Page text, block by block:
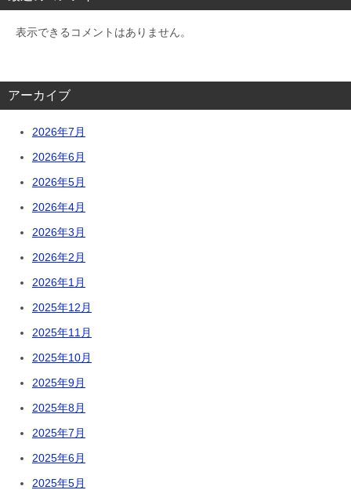
表示できるコメントはありません。
アーカイブ
2026年7月
2026年6月
2026年5月
2026年4月
2026年3月
2026年2月
2026年1月
2025年12月
2025年11月
2025年10月
2025年9月
2025年8月
2025年7月
2025年6月
2025年5月